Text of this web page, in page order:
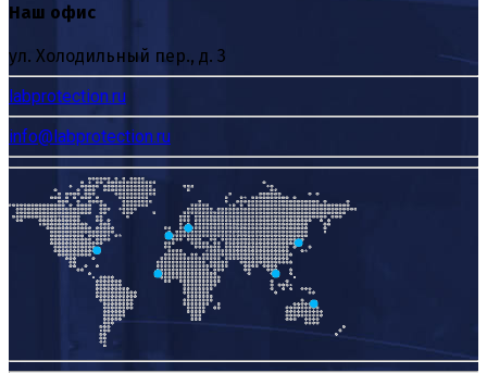
Наш офис
ул. Холодильный пер., д. 3
labprotection.ru
info@labprotection.ru